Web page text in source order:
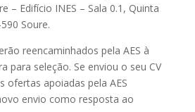
– Edifício INES – Sala 0.1, Quinta
Soure.
reencaminhados pela AES à
para seleção. Se enviou o seu CV
ofertas apoiadas pela AES
envio como resposta ao